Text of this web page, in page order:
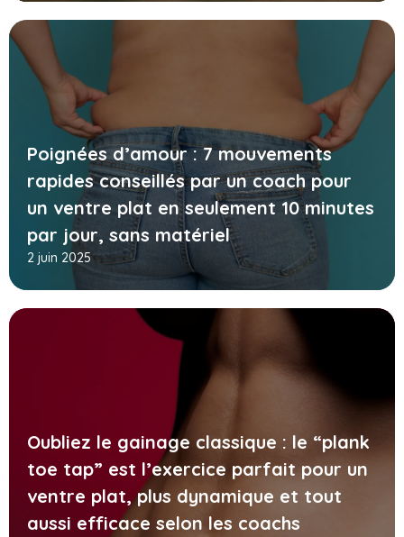
Poignées d’amour : 7 mouvements
rapides conseillés par un coach pour
un ventre plat en seulement 10 minutes
par jour, sans matériel
2 juin 2025
Oubliez le gainage classique : le “plank
toe tap” est l’exercice parfait pour un
ventre plat, plus dynamique et tout
aussi efficace selon les coachs